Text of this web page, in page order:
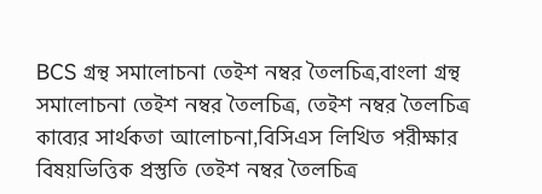
BCS গ্রন্থ সমালোচনা তেইশ নম্বর তৈলচিত্র,বাংলা গ্রন্থ
সমালোচনা তেইশ নম্বর তৈলচিত্র, তেইশ নম্বর তৈলচিত্র
কাব্যের সার্থকতা আলোচনা,বিসিএস লিখিত পরীক্ষার
বিষয়ভিত্তিক প্রস্তুতি তেইশ নম্বর তৈলচিত্র